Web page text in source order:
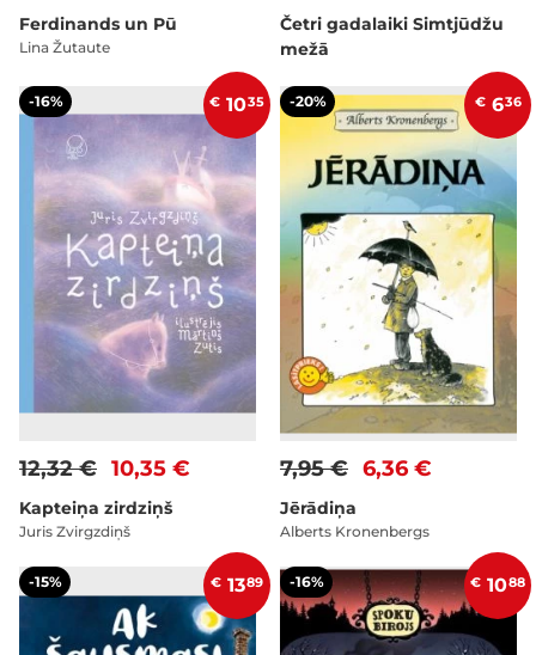
Ferdinands un Pū
Lina Žutaute
Četri gadalaiki Simtjūdžu
mežā
-16% € 1035
10,35 €
12,32 €
Kapteiņa zirdziņš
Juris Zvirgzdiņš
-20% € 636
6,36 €
7,95 €
Jērādiņa
Alberts Kronenbergs
-15% € 1389 -16% € 1088